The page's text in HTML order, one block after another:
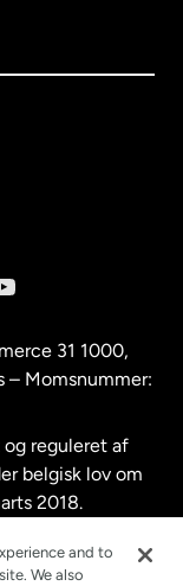
31 1000,
– Momsnummer:
reguleret af
belgisk lov om
2018.
and to
We also